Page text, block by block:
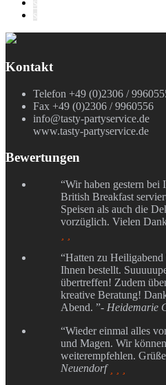
Kontakt
Telefon +49 (0)2306 /
Fax +49 (0)2306 / 9960556
info@tasty-partyservice.de
www.tasty-partyservice.de
Bewertungen
“Wir haben gestern bei
British Breakfast
Speisen als auch die
vorzüglich. Vielen
“Hatten zu
Ihnen bestellt.
übertreffen! Zudem
kreative Beratung!
Abend. ”- Heidemarie
“Wieder einmal alles
und Magen. Wir
weiterempfehlen.
Neuendorf